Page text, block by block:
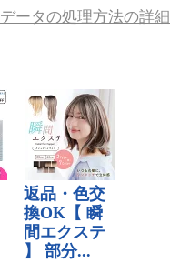
データの処理方法の詳